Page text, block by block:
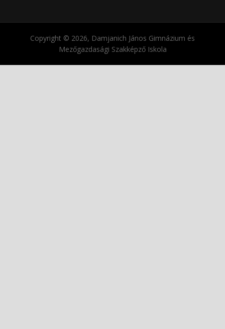
Copyright © 2026, Damjanich János Gimnázium és
Mezőgazdasági Szakképző Iskola